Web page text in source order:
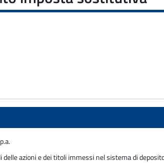
azioni e dei titoli immessi nel sistema di